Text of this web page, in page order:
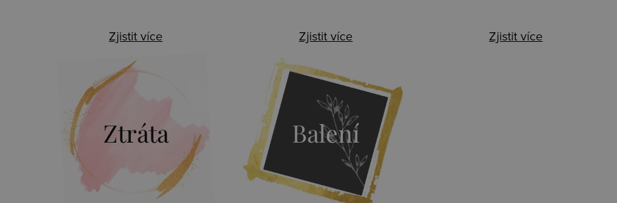
Zjistit více Zjistit více Zjistit více
Ztráta Balení